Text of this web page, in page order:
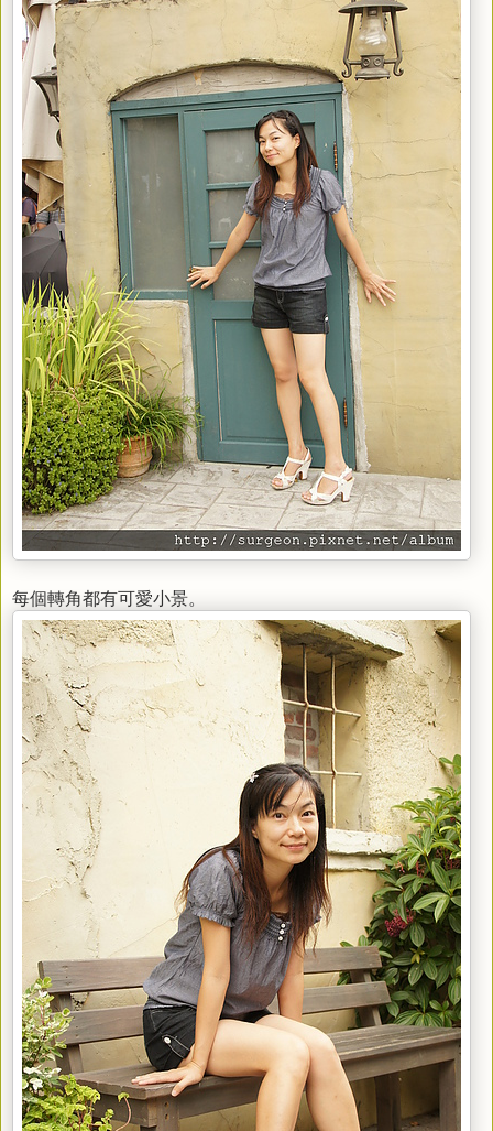
每個轉角都有可愛小景。